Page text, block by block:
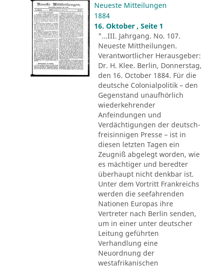
Neueste Mitteilungen
1884
16. Oktober , Seite 1
"...III. Jahrgang. No. 107.
Neueste Mittheilungen.
Verantwortlicher Herausgeber:
Dr. H. Klee. Berlin, Donnerstag,
den 16. October 1884. Für die
deutsche Colonialpolitik – den
Gegenstand unaufhörlich
wiederkehrender
Anfeindungen und
Verdächtigungen der deutsch-
freisinnigen Presse – ist in
diesen letzten Tagen ein
Zeugniß abgelegt worden, wie
es mächtiger und beredter
überhaupt nicht denkbar ist.
Unter dem Vortritt Frankreichs
werden die seefahrenden
Nationen Europas ihre
Vertreter nach Berlin senden,
um in einer unter deutscher
Leitung geführten
Verhandlung eine
Neuordnung der
westafrikanischen